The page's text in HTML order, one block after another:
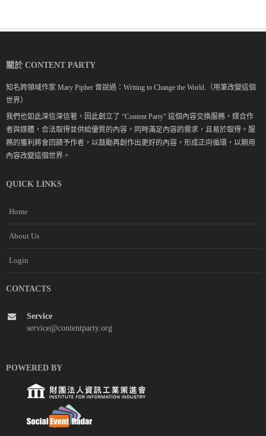
關於 CONTENT PARTY
知名跨領域作家 Mary Pipher 曾說過：Writing to Change the World.（用筆改變這個
世界）
我們也如此深信深信著，因此創立了 “Content Party" 這個內容交換服務，媒合作
者與媒體，合法取得並供給優質的內容，同時滿足內容的需求，且易於取得。服
務的獲利將會回饋予作者，以鼓勵再創作出更好的內容，形成正向循環，以期用
內容改變這個世界。
QUICK LINKS
Home
About Us
Login
CONTACTS
Service
service@contentparty.org
POWERED BY